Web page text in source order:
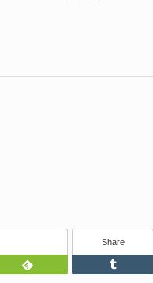
続きを読む
ークPinterest Feedly
Share